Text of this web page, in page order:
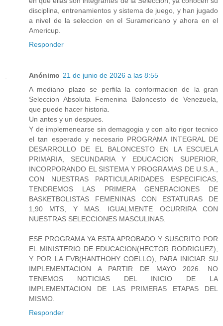
disciplina, entrenamientos y sistema de juego, y han jugado
a nivel de la seleccion en el Suramericano y ahora en el
Americup.
Responder
Anónimo 21 de junio de 2026 a las 8:55
A mediano plazo se perfila la conformacion de la gran
Seleccion Absoluta Femenina Baloncesto de Venezuela,
que puede hacer historia.
Un antes y un despues.
Y de implemenearse sin demagogia y con alto rigor tecnico
el tan esperado y necesario PROGRAMA INTEGRAL DE
DESARROLLO DE EL BALONCESTO EN LA ESCUELA
PRIMARIA, SECUNDARIA Y EDUCACION SUPERIOR,
INCORPORANDO EL SISTEMA Y PROGRAMAS DE U.S.A.,
CON NUESTRAS PARTICULARIDADES ESPECIFICAS,
TENDREMOS LAS PRIMERA GENERACIONES DE
BASKETBOLISTAS FEMENINAS CON ESTATURAS DE
1,90 MTS, Y MAS. IGUALMENTE OCURRIRA CON
NUESTRAS SELECCIONES MASCULINAS.
ESE PROGRAMA YA ESTA APROBADO Y SUSCRITO POR
EL MINISTERIO DE EDUCACION(HECTOR RODRIGUEZ),
Y POR LA FVB(HANTHOHY COELLO), PARA INICIAR SU
IMPLEMENTACION A PARTIR DE MAYO 2026. NO
TENEMOS NOTICIAS DEL INICIO DE LA
IMPLEMENTACION DE LAS PRIMERAS ETAPAS DEL
MISMO.
Responder